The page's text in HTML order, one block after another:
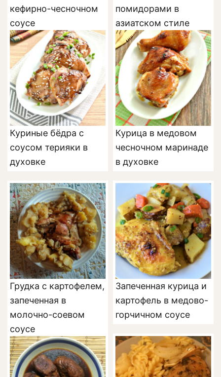
кефирно-чесночном
соусе
помидорами в
азиатском стиле
Куриные бёдра с
соусом терияки в
духовке
Курица в медовом
чесночном маринаде
в духовке
Грудка с картофелем,
запеченная в
молочно-соевом
соусе
Запеченная курица и
картофель в медово-
горчичном соусе